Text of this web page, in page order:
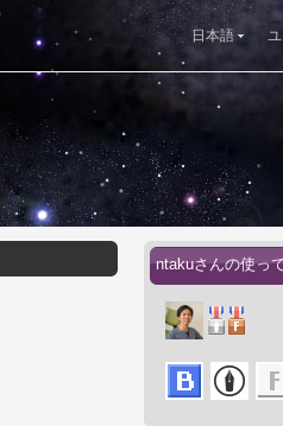
日本語
ntakuさんの使っ